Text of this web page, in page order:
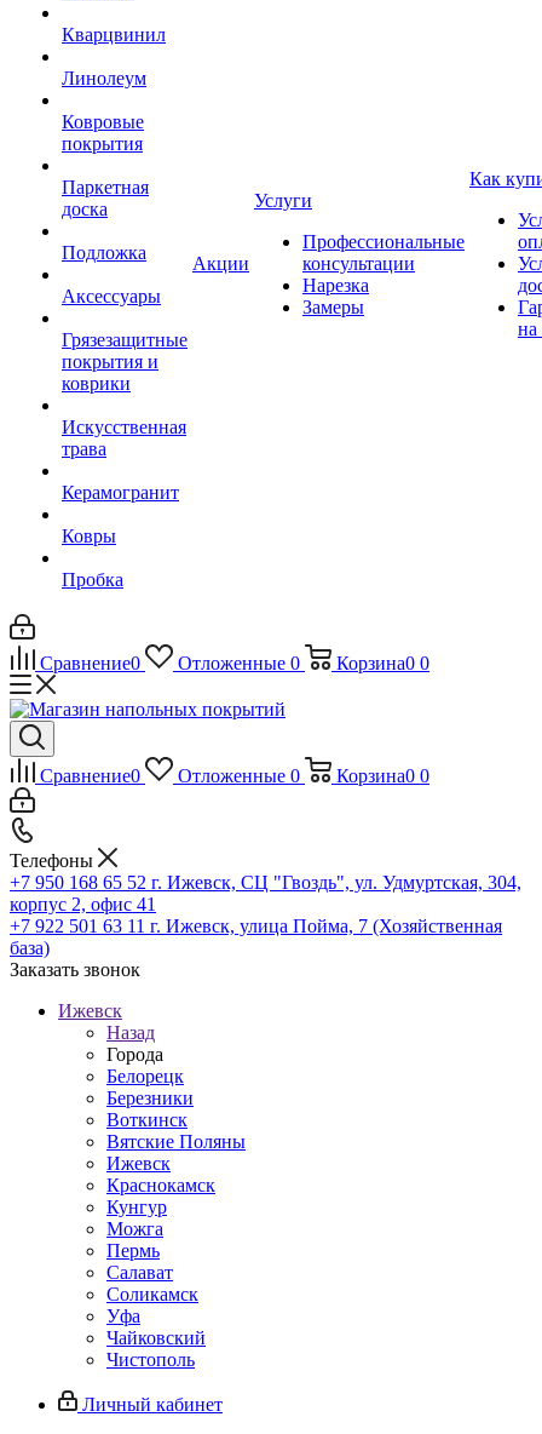
Кварцвинил
Линолеум
Ковровые
покрытия
Паркетная
доска
Подложка
Аксессуары
Грязезащитные
покрытия и
коврики
Искусственная
трава
Керамогранит
Ковры
Пробка
Акции
Услуги
Профессиональные
консультации
Нарезка
Замеры
Как
на
Сравнение0 Отложенные 0 Корзина0 0
Сравнение0 Отложенные 0 Корзина0 0
Телефоны
+7 950 168 65 52 г. Ижевск, СЦ "Гвоздь", ул. Удмуртская, 304,
корпус 2, офис 41
+7 922 501 63 11 г. Ижевск, улица Пойма, 7 (Хозяйственная
база)
Заказать звонок
Ижевск
Назад
Города
Белорецк
Березники
Воткинск
Вятские Поляны
Ижевск
Краснокамск
Кунгур
Можга
Пермь
Салават
Соликамск
Уфа
Чайковский
Чистополь
Личный кабинет